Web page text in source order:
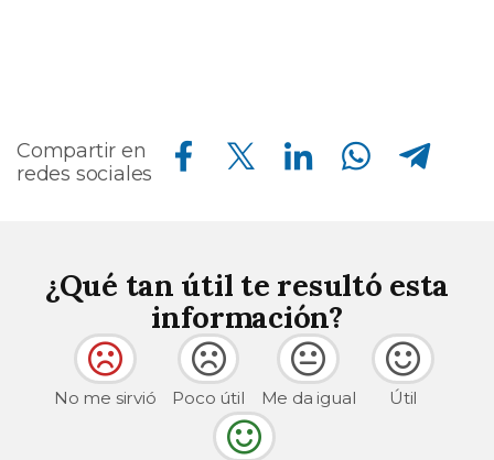
Compartir en
redes sociales
Compartir en Facebook Compartir en Twitter Compartir en Linkedin Compartir en Whatsapp Compartir en Telegram
¿Qué tan útil te resultó esta
información?
No me sirvió Poco útil Me da igual Útil